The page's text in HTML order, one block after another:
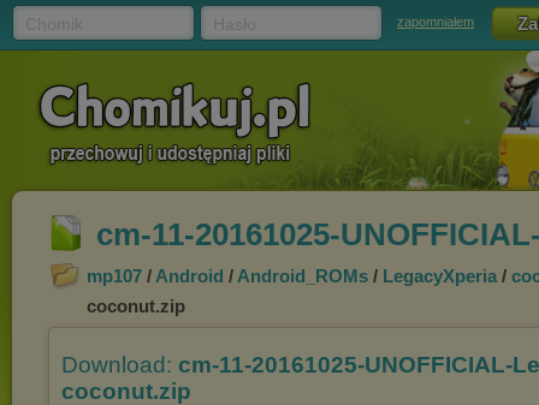
zapomniałem
cm-11-20161025-
mp107 / Android / Android_ROMs / LegacyXperia /
coconut.zip
Download: cm-11-20161025-UNOFFICIAL-
coconut.zip